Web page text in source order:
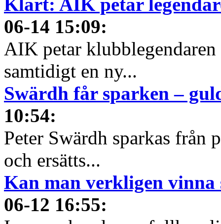
Klart: AIK petar
06-14 15:09:
AIK petar
samtidigt en ny...
Swärdh får sparken –
10:54:
Peter Swärdh sparkas från
och ersätts...
Kan man verkligen
06-12 16:55: